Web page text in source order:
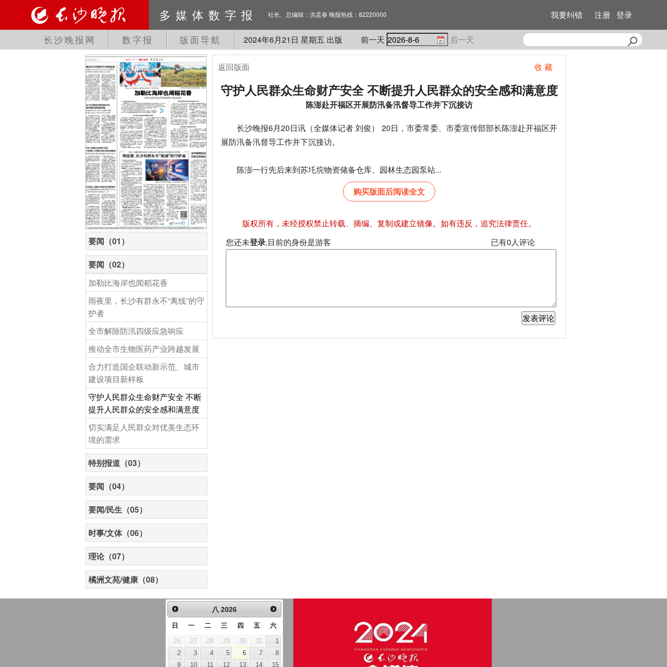
多媒体数字报 社长、总编辑：洪孟春 晚报热线：82220000 我要纠错 注册 登录
长沙晚报网 数字报 版面导航 2024年6月21 日 星期五 出版 前一天 后一天
要闻（01）
要闻（02）
加勒比海岸也闻稻花香
雨夜里，长沙有群永不“离线”的守
护者
全市解除防汛四级应急响应
推动全市生物医药产业跨越发展
合力打造国企联动新示范、城市
建设项目新样板
守护人民群众生命财产安全 不断
提升人民群众的安全感和满意度
切实满足人民群众对优美生态环
境的需求
特别报道（03）
要闻（04）
要闻/民生（05）
时事/文体（06）
理论（07）
橘洲文苑/健康（08）
返回版面 收 藏
守护人民群众生命财产安全 不断提升人民群众的安全感和满意度
陈澎赴开福区开展防汛备汛督导工作并下沉接访
长沙晚报6月20日讯（全媒体记者 刘俊） 20日，市委常委、市委宣传部部长陈澎赴开福区开
展防汛备汛督导工作并下沉接访。
陈澎一行先后来到苏圫垸物资储备仓库、园林生态园泵站...
购买版面后阅读全文
版权所有，未经授权禁止转载、摘编、复制或建立镜像。如有违反，追究法律责任。
您还未登录,目前的身份是游客 已有0人评论
八 2026
日 一 二 三 四 五 六
26 27 28 29 30 31
1
2
3 4 5 6 7
8
9
10 11 12 13 14 15